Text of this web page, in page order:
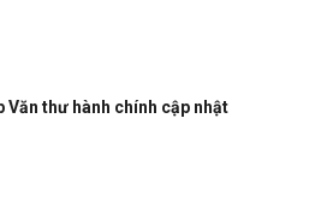
Văn thư hành chính cập nhật